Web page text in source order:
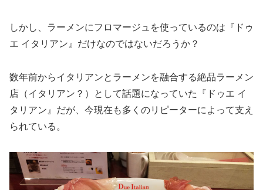
しかし、ラーメンにフロマージュを使っているのは『ドゥ
エ イタリアン』だけなのではないだろうか？
数年前からイタリアンとラーメンを融合する絶品ラーメン
店（イタリアン？）として話題になっていた『ドゥエ イ
タリアン』だが、今現在も多くのリピーターによって支え
られている。